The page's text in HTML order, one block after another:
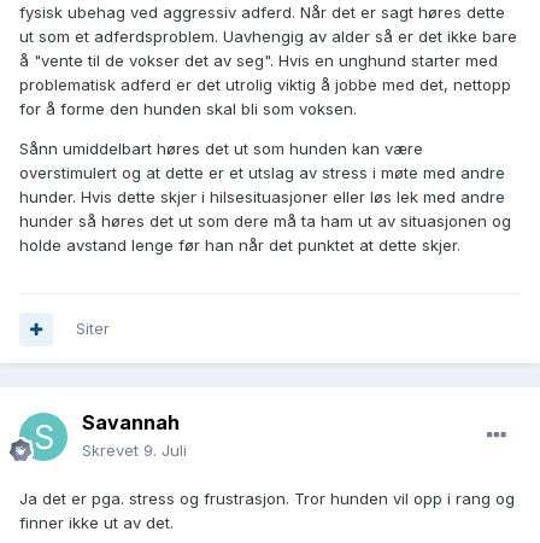
fysisk ubehag ved aggressiv adferd. Når det er sagt høres dette
ut som et adferdsproblem. Uavhengig av alder så er det ikke bare
å "vente til de vokser det av seg". Hvis en unghund starter med
problematisk adferd er det utrolig viktig å jobbe med det, nettopp
for å forme den hunden skal bli som voksen.
Sånn umiddelbart høres det ut som hunden kan være
overstimulert og at dette er et utslag av stress i møte med andre
hunder. Hvis dette skjer i hilsesituasjoner eller løs lek med andre
hunder så høres det ut som dere må ta ham ut av situasjonen og
holde avstand lenge før han når det punktet at dette skjer.
Siter
Savannah
Skrevet 9. Juli
Ja det er pga. stress og frustrasjon. Tror hunden vil opp i rang og
finner ikke ut av det.